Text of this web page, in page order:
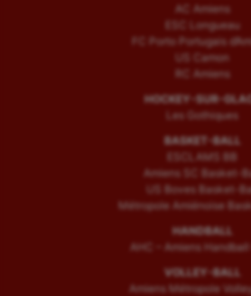
AC Amiens
ESC Longueau
FC Porto Portugais
US Camon
RC Amiens
HOCKEY-SUR-
Les Gothiques
BASKET-BALL
ESCLAMS BB
Amiens SC Basket-
US Boves Basket-
Métropole Amiénoise
HANDBALL
AHC – Amiens
VOLLEY-BALL
Amiens Métropole